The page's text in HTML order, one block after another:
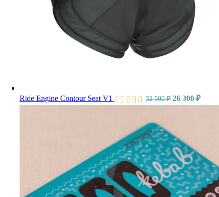
Ride Engine Contour Seat V1 32 500₽ 26 300 ₽